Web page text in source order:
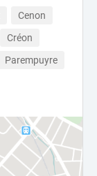
Cenon
Créon
Parempuyre